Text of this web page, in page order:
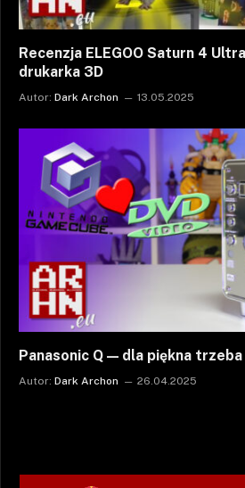
Recenzja ELEGOO Saturn 4
drukarka 3D
Autor: Dark Archon 13.05.2025
Panasonic Q — dla piękna
Autor: Dark Archon 26.04.2025